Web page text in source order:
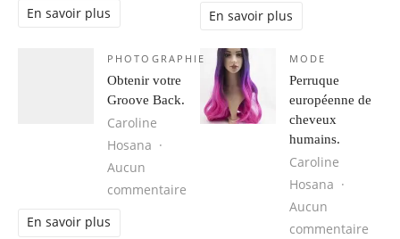
En savoir plus En savoir plus
PHOTOGRAPHIE
Obtenir votre
Groove Back.
Caroline
Hosana
Aucun
commentaire sur Obtenir votre Groove Back.
En savoir plus
MODE
Perruque
européenne de
cheveux
humains.
Caroline
Hosana
Aucun
commentaire